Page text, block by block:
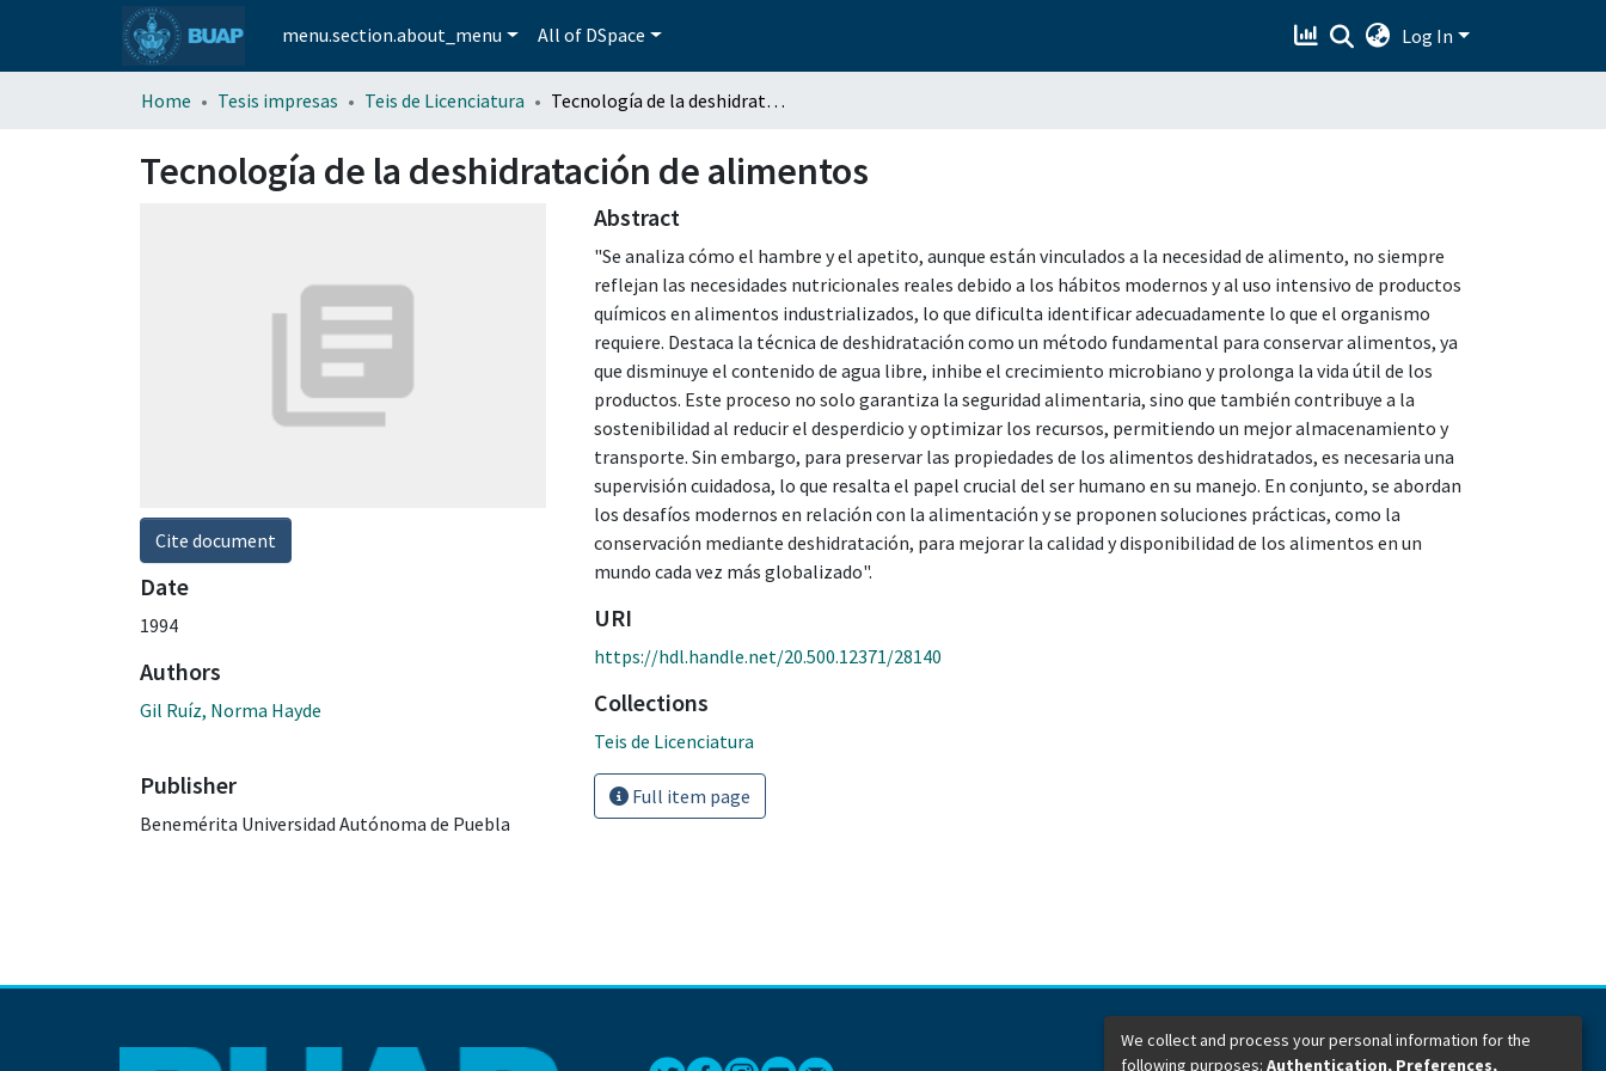
menu.section.about_menu All of DSpace Log In
Home Tesis impresas Teis de Licenciatura Tecnología de la deshidratación de alimentos
Tecnología de la deshidratación de alimentos
Cite document
Date
1994
Authors
Gil Ruíz, Norma Hayde
Publisher
Benemérita Universidad Autónoma de Puebla
Abstract
"Se analiza cómo el hambre y el apetito, aunque están vinculados a la necesidad de alimento, no siempre
reflejan las necesidades nutricionales reales debido a los hábitos modernos y al uso intensivo de productos
químicos en alimentos industrializados, lo que dificulta identificar adecuadamente lo que el organismo
requiere. Destaca la técnica de deshidratación como un método fundamental para conservar alimentos, ya
que disminuye el contenido de agua libre, inhibe el crecimiento microbiano y prolonga la vida útil de los
productos. Este proceso no solo garantiza la seguridad alimentaria, sino que también contribuye a la
sostenibilidad al reducir el desperdicio y optimizar los recursos, permitiendo un mejor almacenamiento y
transporte. Sin embargo, para preservar las propiedades de los alimentos deshidratados, es necesaria una
supervisión cuidadosa, lo que resalta el papel crucial del ser humano en su manejo. En conjunto, se abordan
los desafíos modernos en relación con la alimentación y se proponen soluciones prácticas, como la
conservación mediante deshidratación, para mejorar la calidad y disponibilidad de los alimentos en un
mundo cada vez más globalizado".
URI
https://hdl.handle.net/20.500.12371/28140
Collections
Teis de Licenciatura
Full item page
Dirección General de Bibliotecas
We collect and process your personal information for the
following purposes: Authentication, Preferences,